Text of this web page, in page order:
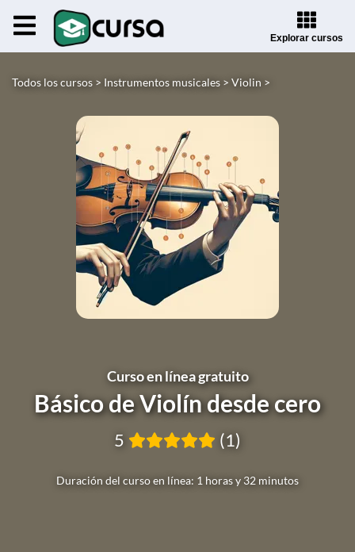
Explorar cursos
Todos los cursos > Instrumentos musicales > Violin >
Curso en línea gratuito
Básico de Violín desde cero
Duración del curso en línea: 1 horas y 32 minutos
5 (1)